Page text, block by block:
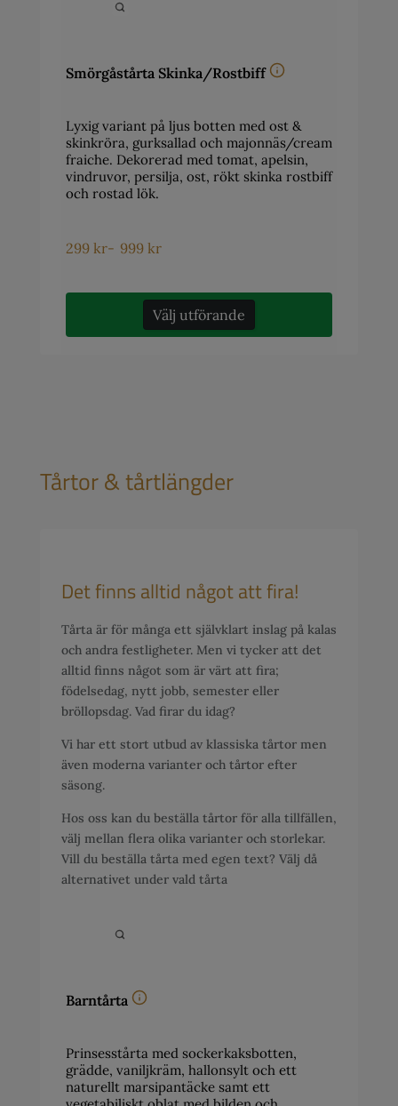
Smörgåstårta Skinka/Rostbiff
Lyxig variant på ljus botten med ost &
skinkröra, gurksallad och majonnäs/cream
fraiche. Dekorerad med tomat, apelsin,
vindruvor, persilja, ost, rökt skinka rostbiff
och rostad lök.
299 kr- 999 kr
Välj utförande
Tårtor & tårtlängder
Det finns alltid något att fira!
Tårta är för många ett självklart inslag på kalas
och andra festligheter. Men vi tycker att det
alltid finns något som är värt att fira;
födelsedag, nytt jobb, semester eller
bröllopsdag. Vad firar du idag?
Vi har ett stort utbud av klassiska tårtor men
även moderna varianter och tårtor efter
säsong.
Hos oss kan du beställa tårtor för alla tillfällen,
välj mellan flera olika varianter och storlekar.
Vill du beställa tårta med egen text? Välj då
alternativet under vald tårta
Barntårta
Prinsesstårta med sockerkaksbotten,
grädde, vaniljkräm, hallonsylt och ett
naturellt marsipantäcke samt ett